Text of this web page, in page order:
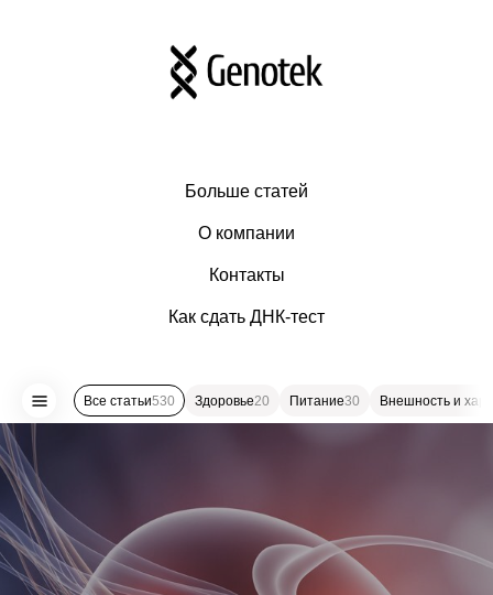
Больше статей
О компании
Контакты
Как сдать ДНК-тест
Все статьи530 Здоровье20 Питание30 Внешность и